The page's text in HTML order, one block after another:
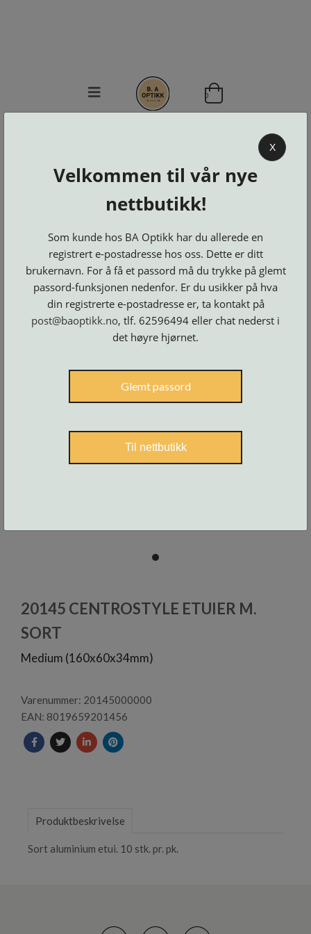
KONTAKT
BESTILL
LOGG INN
0
Brillerens
Brillesnorer
on
og
Suncover
Etuier
Innfatninger
Lesebriller
Luper
ogMaskiner
Microkluter
og
Skruer
Solbriller
Verktøy
og
tilbehør
item
of
1
20145 CENTROSTYLE ETUIER M.
SORT
Medium (160x60x34mm)
Varenummer: 20145000000
EAN: 8019659201456
Produktbeskrivelse
Sort aluminium etui. 10 stk. pr. pk.
X
Velkommen til vår nye
nettbutikk!
Som kunde hos BA Optikk har du allerede en
registrert e-postadresse hos oss. Dette er ditt
brukernavn. For å få et passord må du trykke på glemt
passord-funksjonen nedenfor. Er du usikker på hva
din registrerte e-postadresse er, ta kontakt på
post@baoptikk.no, tlf. 62596494 eller chat nederst i
det høyre hjørnet.
Glemt passord
Til nettbutikk